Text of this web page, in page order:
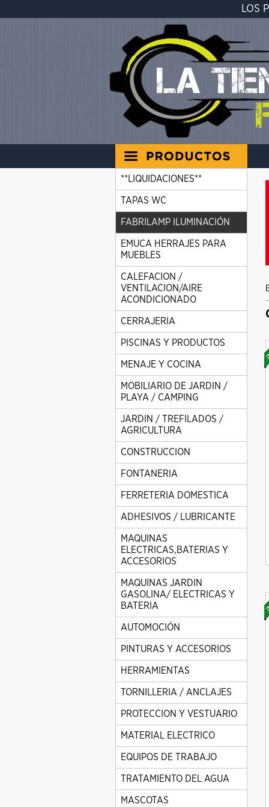
LOS
**LIQUIDACIONES**
TAPAS WC
FABRILAMP ILUMINACIÓN
EMUCA HERRAJES PARA
MUEBLES
CALEFACION /
VENTILACION/AIRE
ACONDICIONADO
CERRAJERIA
PISCINAS Y PRODUCTOS
MENAJE Y COCINA
MOBILIARIO DE JARDIN /
PLAYA / CAMPING
JARDIN / TREFILADOS /
AGRICULTURA
CONSTRUCCION
FONTANERIA
FERRETERIA DOMESTICA
ADHESIVOS / LUBRICANTE
MAQUINAS
ELECTRICAS,BATERIAS Y
ACCESORIOS
MAQUINAS JARDIN
GASOLINA/ ELECTRICAS Y
BATERIA
AUTOMOCIÓN
PINTURAS Y ACCESORIOS
HERRAMIENTAS
TORNILLERIA / ANCLAJES
PROTECCION Y VESTUARIO
MATERIAL ELECTRICO
EQUIPOS DE TRABAJO
TRATAMIENTO DEL AGUA
MASCOTAS